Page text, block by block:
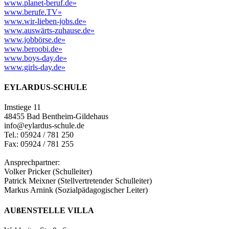
www.planet-beruf.de»
www.berufe.TV»
www.wir-lieben-jobs.de»
www.auswärts-zuhause.de»
www.jobbörse.de»
www.beroobi.de»
www.boys-day.de»
www.girls-day.de»
EYLARDUS-SCHULE
Imstiege 11
48455 Bad Bentheim-Gildehaus
info@eylardus-schule.de
Tel.: 05924 / 781 250
Fax: 05924 / 781 255
Ansprechpartner:
Volker Pricker (Schulleiter)
Patrick Meixner (Stellvertretender Schulleiter)
Markus Arnink (Sozialpädagogischer Leiter)
AUßENSTELLE VILLA